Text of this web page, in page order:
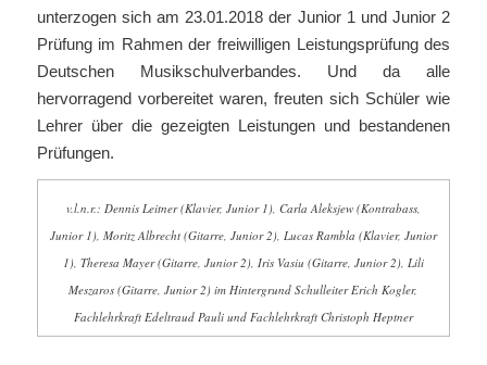
unterzogen sich am 23.01.2018 der Junior 1 und Junior 2
Prüfung im Rahmen der freiwilligen Leistungsprüfung des
Deutschen Musikschulverbandes. Und da alle
hervorragend vorbereitet waren, freuten sich Schüler wie
Lehrer über die gezeigten Leistungen und bestandenen
Prüfungen.
v.l.n.r.: Dennis Leitner (Klavier, Junior 1), Carla Aleksjew (Kontrabass,
Junior 1), Moritz Albrecht (Gitarre, Junior 2), Lucas Rambla (Klavier, Junior
1), Theresa Mayer (Gitarre, Junior 2), Iris Vasiu (Gitarre, Junior 2), Lili
Meszaros (Gitarre, Junior 2) im Hintergrund Schulleiter Erich Kogler,
Fachlehrkraft Edeltraud Pauli und Fachlehrkraft Christoph Heptner